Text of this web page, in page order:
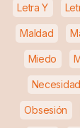
Letra Y
Maldad
Miedo
Necesidad
Obsesión